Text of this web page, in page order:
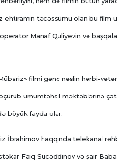
təcəssümü olan bu film
Manaf Quliyevin və
filmi gənc nəslin hərbi-
ümumtəhsil məktəblərinə
böyük fayda olar.
haqqında telekanal
Faiq Sucəddinov və şair Baba